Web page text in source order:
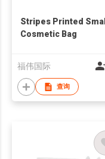
Stripes Printed Small
Cosmetic Bag
福伟国际
查询